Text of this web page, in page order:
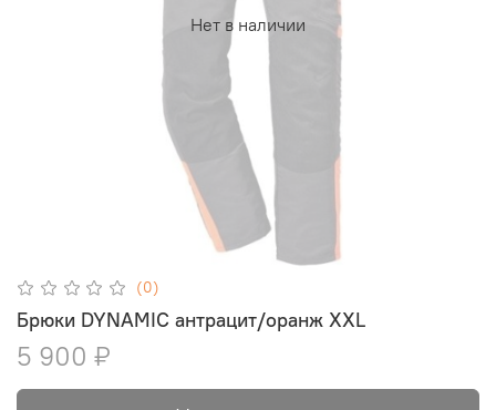
Нет в наличии
(0)
Брюки DYNAMIC антрацит/оранж XXL
5 900 ₽